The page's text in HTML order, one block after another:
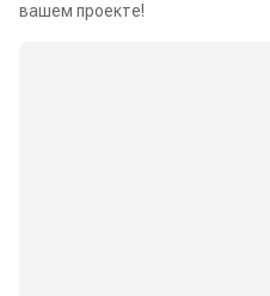
вашем проекте!